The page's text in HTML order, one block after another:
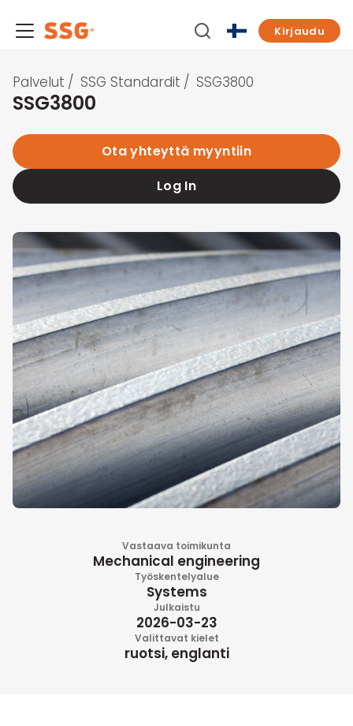
Kirjaudu
Palvelut / SSG Standardit / SSG3800
SSG3800
Ota yhteyttä myyntiin
Log In
Vastaava toimikunta
Mechanical engineering
Työskentelyalue
Systems
Julkaistu
2026-03-23
Valittavat kielet
ruotsi, englanti